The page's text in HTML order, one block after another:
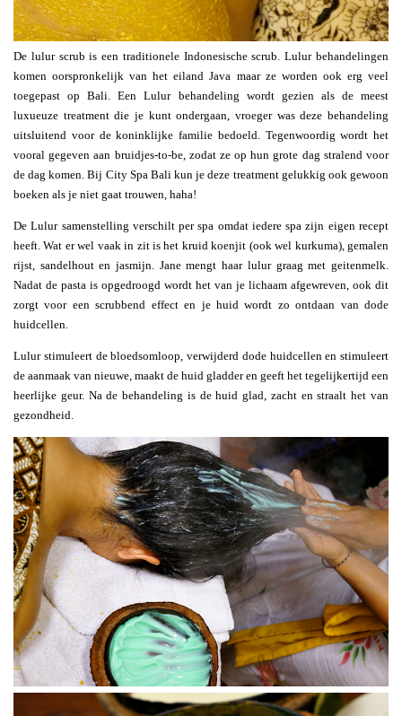
De lulur scrub is een traditionele Indonesische scrub. Lulur behandelingen
komen oorspronkelijk van het eiland Java maar ze worden ook erg veel
toegepast op Bali. Een Lulur behandeling wordt gezien als de meest
luxueuze treatment die je kunt ondergaan, vroeger was deze behandeling
uitsluitend voor de koninklijke familie bedoeld. Tegenwoordig wordt het
vooral gegeven aan bruidjes-to-be, zodat ze op hun grote dag stralend voor
de dag komen. Bij City Spa Bali kun je deze treatment gelukkig ook gewoon
boeken als je niet gaat trouwen, haha!
De Lulur samenstelling verschilt per spa omdat iedere spa zijn eigen recept
heeft. Wat er wel vaak in zit is het kruid koenjit (ook wel kurkuma), gemalen
rijst, sandelhout en jasmijn. Jane mengt haar lulur graag met geitenmelk.
Nadat de pasta is opgedroogd wordt het van je lichaam afgewreven, ook dit
zorgt voor een scrubbend effect en je huid wordt zo ontdaan van dode
huidcellen.
Lulur stimuleert de bloedsomloop, verwijderd dode huidcellen en stimuleert
de aanmaak van nieuwe, maakt de huid gladder en geeft het tegelijkertijd een
heerlijke geur. Na de behandeling is de huid glad, zacht en straalt het van
gezondheid.